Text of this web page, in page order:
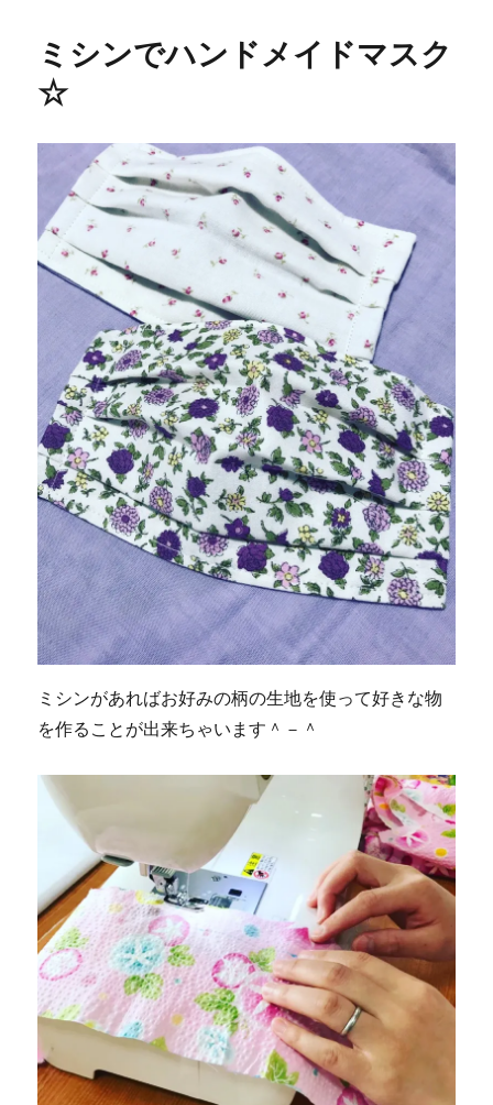
ミシンでハンドメイドマスク
☆
ミシンがあればお好みの柄の生地を使って好きな物
を作ることが出来ちゃいます＾－＾